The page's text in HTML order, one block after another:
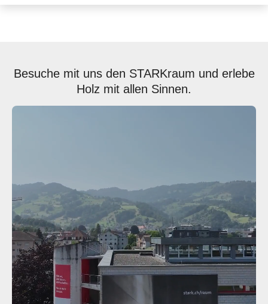
Besuche mit uns den STARKraum und erlebe
Holz mit allen Sinnen.